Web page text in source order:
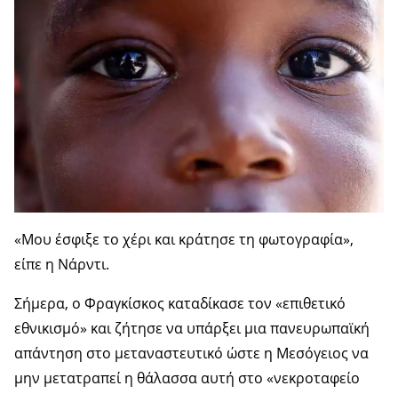
«Μου έσφιξε το χέρι και κράτησε τη φωτογραφία»,
είπε η Νάρντι.
Σήμερα, ο Φραγκίσκος καταδίκασε τον «επιθετικό
εθνικισμό» και ζήτησε να υπάρξει μια πανευρωπαϊκή
απάντηση στο μεταναστευτικό ώστε η Μεσόγειος να
μην μετατραπεί η θάλασσα αυτή στο «νεκροταφείο